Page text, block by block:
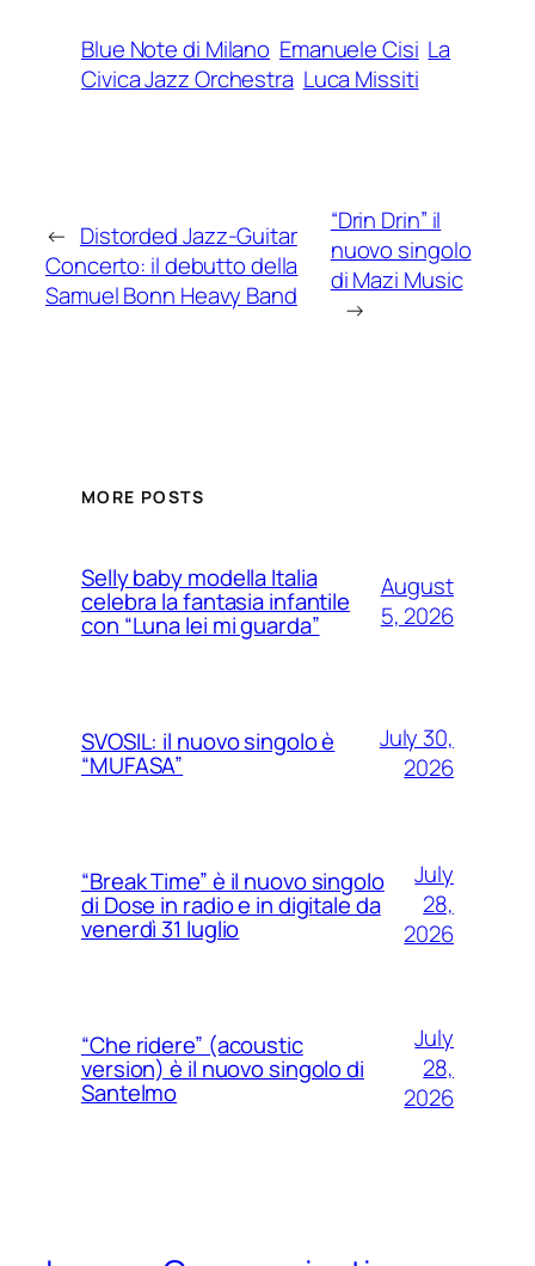
Blue Note di Milano Emanuele Cisi La
Civica Jazz Orchestra Luca Missiti
← Distorded Jazz-Guitar
Concerto: il debutto della
Samuel Bonn Heavy Band
“Drin Drin” il
nuovo singolo
di Mazi Music
→
MORE POSTS
Selly baby modella Italia
celebra la fantasia infantile
con “Luna lei mi guarda”
August
5, 2026
SVOSIL: il nuovo singolo è
“MUFASA”
July 30,
2026
“Break Time” è il nuovo singolo
di Dose in radio e in digitale da
venerdì 31 luglio
July
28,
2026
“Che ridere” (acoustic
version) è il nuovo singolo di
Santelmo
July
28,
2026